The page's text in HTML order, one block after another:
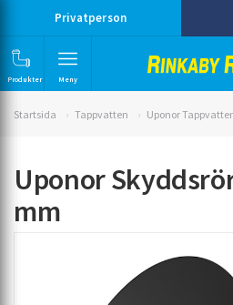
Privatperson
Produkter Meny
Startsida Tappvatten Uponor
Uponor
mm